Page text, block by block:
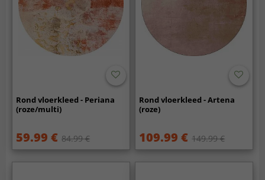
Rond vloerkleed - Periana
(roze/multi)
59.99 € 84.99 €
Rond vloerkleed - Artena
(roze)
109.99 € 149.99 €